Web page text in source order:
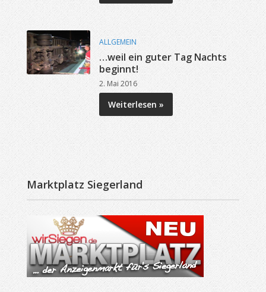
ALLGEMEIN
…weil ein guter Tag Nachts
beginnt!
2. Mai 2016
Weiterlesen »
Marktplatz Siegerland